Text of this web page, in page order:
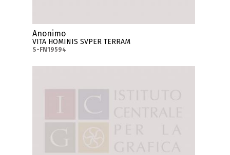
Anonimo
VITA HOMINIS SVPER TERRAM
S-FN19594